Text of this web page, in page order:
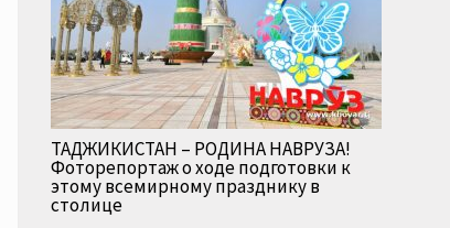
ТАДЖИКИСТАН – РОДИНА НАВРУЗА!
Фоторепортаж о ходе подготовки к
этому всемирному празднику в
столице